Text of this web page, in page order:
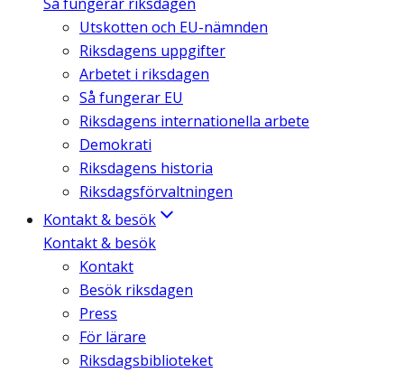
Utskotten och EU-nämnden
Riksdagens uppgifter
Arbetet i riksdagen
Så fungerar EU
Riksdagens internationella arbete
Demokrati
Riksdagens historia
Riksdagsförvaltningen
Kontakt & besök
Kontakt & besök
Kontakt
Besök riksdagen
Press
För lärare
Riksdagsbiblioteket